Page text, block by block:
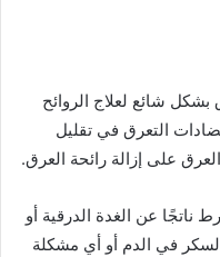
شائع لعلاج الروائح
التعرق في تقليل
على إزالة رائحة العرق.
ناتجًا عن الغدة الدرقية أو
في الدم أو أي مشكلة